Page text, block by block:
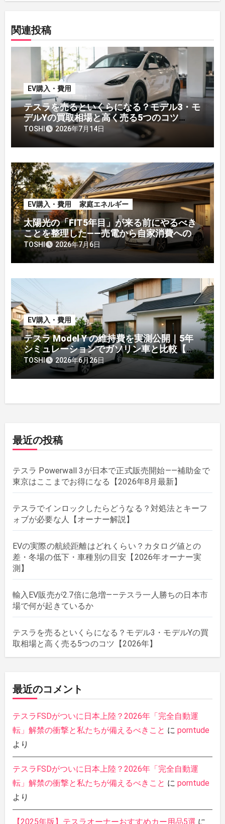
関連投稿
EV購入・費用
テスラを売るといくらになる？モデル3・モ
デルYの買取相場と高く売る5つのコツ
【2026年】
TOSHI 2026年7月14日
EV購入・費用 家庭エネルギー
太陽光の「FIT5年目」が来る前にやるべき
ことを整理した——売電から自家消費への戦
略転換
TOSHI 2026年7月6日
EV購入・費用
テスラ Model Y の維持費を実測公開｜5年
シミュレーションでガソリン車と比較【オ
ーナー】
TOSHI 2026年6月26日
最近の投稿
テスラ Powerwall 3が日本で正式販売開始——補助金で
東京はここまでお得になる【2026年8月最新】
テスラでインロックしたらどうなる？対処法とキーフ
ォブが必要な人【オーナー解説】
EVの実際の航続距離はどれくらい？カタログ値との
差・冬場の低下・車種別の目安【2026年オーナー実
測】
輸入EV販売が2.7倍に急増——テスラ一人勝ちの日本市
場で何が起きているか
テスラを売るといくらになる？モデル3・モデルYの買
取相場と高く売る5つのコツ【2026年】
最近のコメント
テスラFSDがついに日本上陸？2026年「完全自動運
転」解禁の衝撃と私たちが備えるべきこと に porntude
より
テスラFSDがついに日本上陸？2026年「完全自動運
転」解禁の衝撃と私たちが備えるべきこと に porntude
より
【2025年版】テスラオーナーおすすめカー用品5選 に